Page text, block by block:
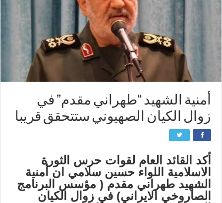
أمنية الشهيد “طهراني مقدم” في
زوال الكيان الصهيوني ستتحقق قريبا
أكد القائد العام لقوات حرس الثورة
الاسلامية اللواء حسين سلامي ان أمنية
الشهيد طهراني مقدم ( مؤسس البرنامج
الصاروخي الايراني) في زوال الكيان